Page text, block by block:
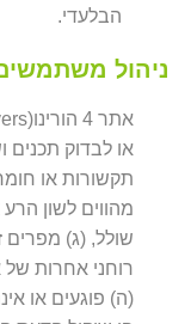
הבלעדי.
ניהול
או לבדוק תכנים
תקשורות או
מהווים לשון
שולל, (ג) מפרים
רוחני אחרות
(ה) פוגעים או